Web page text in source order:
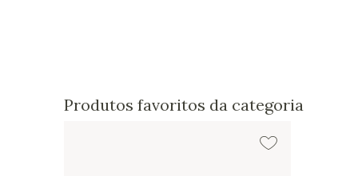
Produtos favoritos da categoria